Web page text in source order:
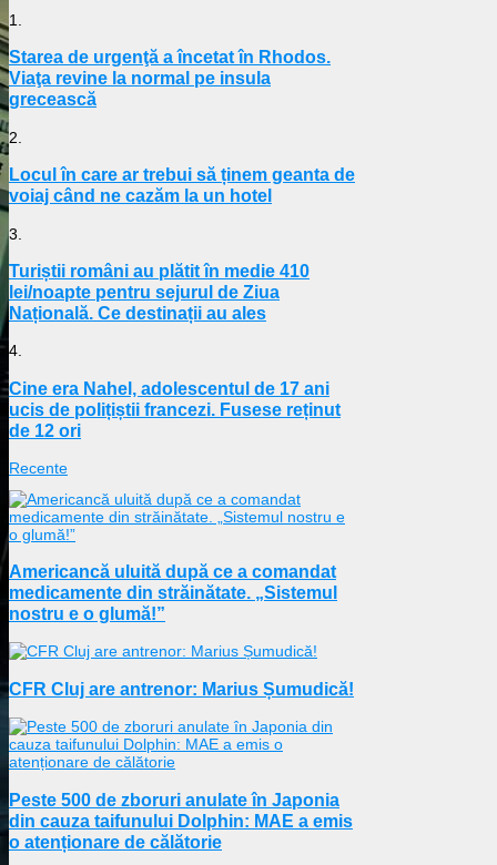
1.
Starea de urgenţă a încetat în Rhodos.
Viaţa revine la normal pe insula
grecească
2.
Locul în care ar trebui să ținem geanta de
voiaj când ne cazăm la un hotel
3.
Turiștii români au plătit în medie 410
lei/noapte pentru sejurul de Ziua
Națională. Ce destinații au ales
4.
Cine era Nahel, adolescentul de 17 ani
ucis de polițiștii francezi. Fusese reținut
de 12 ori
Recente
Americancă uluită după ce a comandat
medicamente din străinătate. „Sistemul
nostru e o glumă!”
CFR Cluj are antrenor: Marius Șumudică!
Peste 500 de zboruri anulate în Japonia
din cauza taifunului Dolphin: MAE a emis
o atenționare de călătorie